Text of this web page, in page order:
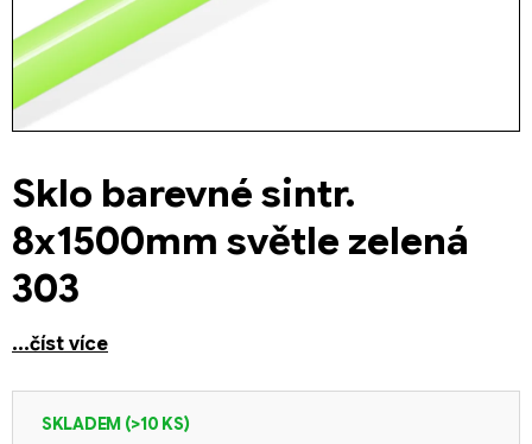
Sklo barevné sintr.
8x1500mm světle zelená
303
SKLADEM (>10 KS)
...číst více